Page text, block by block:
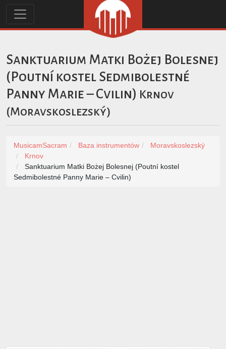
Sanktuarium Matki Bożej Bolesnej
(Poutní kostel Sedmibolestné
Panny Marie – Cvilin) Krnov
(Moravskoslezský)
MusicamSacram Baza instrumentów
Moravskoslezský
Krnov
Sanktuarium Matki Bożej Bolesnej (Poutní kostel
Sedmibolestné Panny Marie – Cvilin)